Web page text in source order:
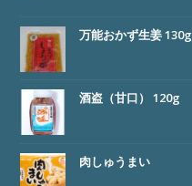
万能おかず生姜 130g
酒盗（甘口） 120g
肉しゅうまい